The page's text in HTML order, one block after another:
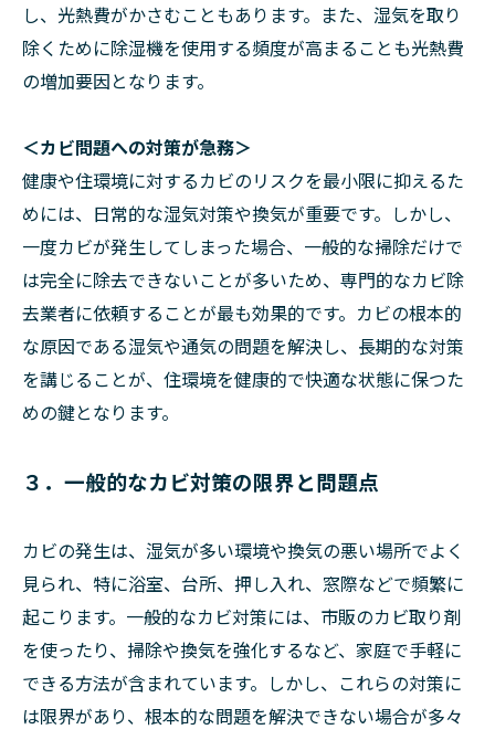
し、光熱費がかさむこともあります。また、湿気を取り
除くために除湿機を使用する頻度が高まることも光熱費
の増加要因となります。
＜カビ問題への対策が急務＞
健康や住環境に対するカビのリスクを最小限に抑えるた
めには、日常的な湿気対策や換気が重要です。しかし、
一度カビが発生してしまった場合、一般的な掃除だけで
は完全に除去できないことが多いため、専門的なカビ除
去業者に依頼することが最も効果的です。カビの根本的
な原因である湿気や通気の問題を解決し、長期的な対策
を講じることが、住環境を健康的で快適な状態に保つた
めの鍵となります。
３．一般的なカビ対策の限界と問題点
カビの発生は、湿気が多い環境や換気の悪い場所でよく
見られ、特に浴室、台所、押し入れ、窓際などで頻繁に
起こります。一般的なカビ対策には、市販のカビ取り剤
を使ったり、掃除や換気を強化するなど、家庭で手軽に
できる方法が含まれています。しかし、これらの対策に
は限界があり、根本的な問題を解決できない場合が多々